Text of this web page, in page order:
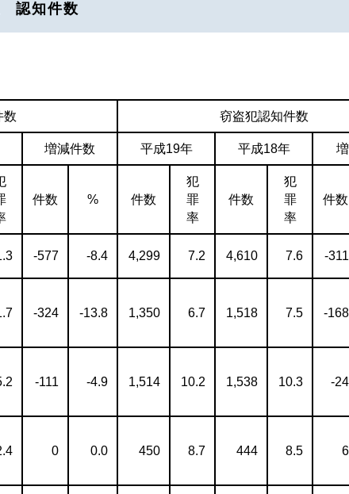
認知件数
数 窃盗犯認知件数
増減件数 平成19年 平成18年
件数 % 件数
犯
罪
率
件数
犯
罪
率
件数
-577 -8.4 4,299 7.2 4,610 7.6 -311
-324 -13.8 1,350 6.7 1,518 7.5 -168
-111 -4.9 1,514 10.2 1,538 10.3 -24
0 0.0 450 8.7 444 8.5 6